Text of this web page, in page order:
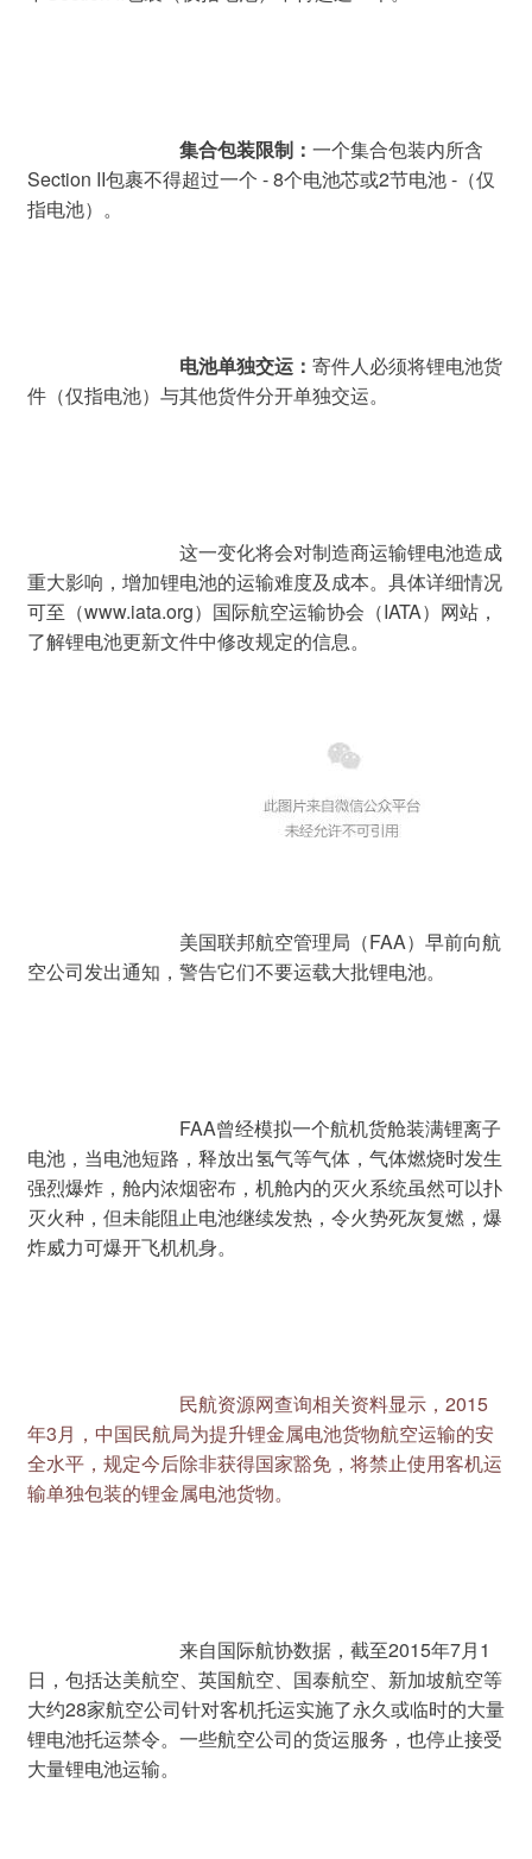
集合包装限制： 一个集合包装内所含
Section II包裹不得超过一个 - 8个电池芯或2节电池 -（仅
指电池）。
电池单独交运： 寄件人必须将锂电池货
件（仅指电池）与其他货件分开单独交运。
重大影响，增加锂电池的运输难度及成本。具体详细情况
可至（www.iata.org）国际航空运输协会（IATA）网站，
了解锂电池更新文件中修改规定的信息。
空公司发出通知，警告它们不要运载大批锂电池。
电池，当电池短路，释放出氢气等气体，气体燃烧时发生
强烈爆炸，舱内浓烟密布，机舱内的灭火系统虽然可以扑
灭火种，但未能阻止电池继续发热，令火势死灰复燃，爆
炸威力可爆开飞机机身。
民航资源网查询相关资料显示，2015
年3月，中国民航局为提升锂金属电池货物航空运输的安
全水平，规定今后除非获得国家豁免，将禁止使用客机运
输单独包装的锂金属电池货物。
日，包括达美航空、英国航空、国泰航空、新加坡航空等
大约28家航空公司针对客机托运实施了永久或临时的大量
锂电池托运禁令。一些航空公司的货运服务，也停止接受
大量锂电池运输。